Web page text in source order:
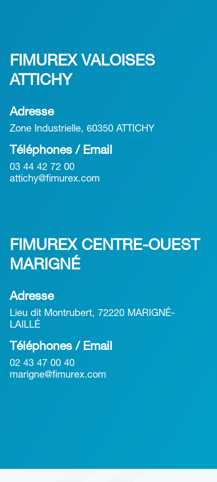
FIMUREX VALOISES
ATTICHY
Adresse
Zone Industrielle, 60350 ATTICHY
Téléphones / Email
03 44 42 72 00
attichy@fimurex.com
FIMUREX CENTRE-OUEST
MARIGNÉ
Adresse
Lieu dit Montrubert, 72220 MARIGNÉ-
LAILLÉ
Téléphones / Email
02 43 47 00 40
marigne@fimurex.com